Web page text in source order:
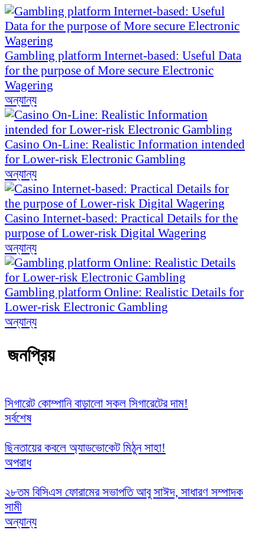
Gambling platform Internet-based: Useful Data
for the purpose of More secure Electronic
Wagering
অন্যান্য
Casino On-Line: Realistic Information intended
for Lower-risk Electronic Gambling
অন্যান্য
Casino Internet-based: Practical Details for the
purpose of Lower-risk Digital Wagering
অন্যান্য
Gambling platform Online: Realistic Details for
Lower-risk Electronic Gambling
অন্যান্য
জনপ্রিয়
সিগারেট কোম্পানি বাড়ালো সকল সিগারেটের দাম!
সর্বশেষ
ছিনতায়ের কবলে অ্যাডভোকেট মিঠুন সাহা!
অপরাধ
২৮তম বিসিএস ফোরামের সভাপতি আবু সাঈদ, সাধারণ সম্পাদক
সামী
অন্যান্য